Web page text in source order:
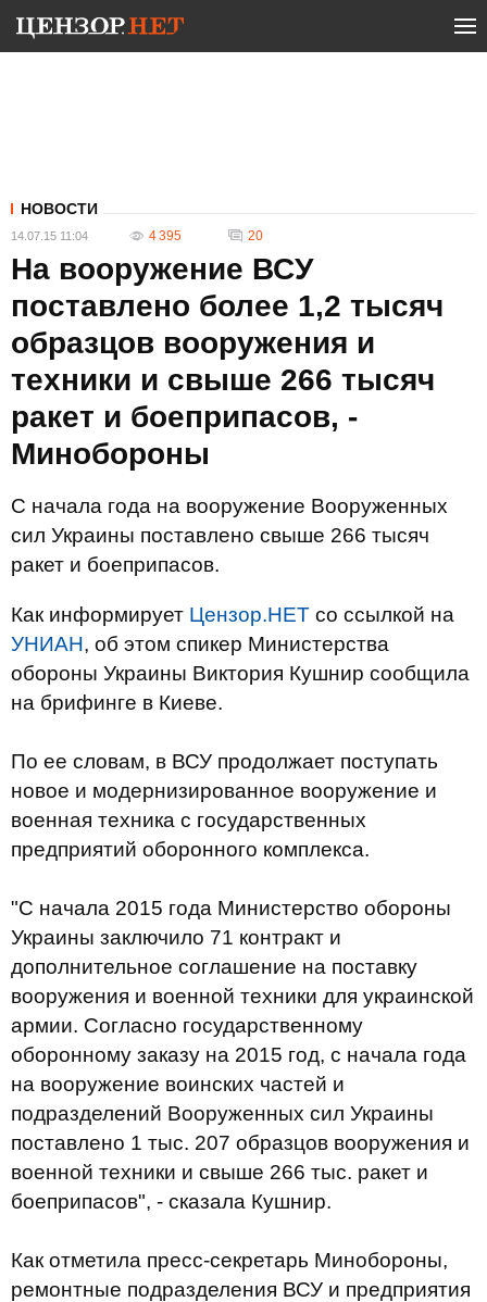
НОВОСТИ
14.07.15 11:04 4 395 20
На вооружение ВСУ
поставлено более 1,2 тысяч
образцов вооружения и
техники и свыше 266 тысяч
ракет и боеприпасов, -
Минобороны
С начала года на вооружение Вооруженных
сил Украины поставлено свыше 266 тысяч
ракет и боеприпасов.
Как информирует Цензор.НЕТ со ссылкой на
УНИАН, об этом спикер Министерства
обороны Украины Виктория Кушнир сообщила
на брифинге в Киеве.
По ее словам, в ВСУ продолжает поступать
новое и модернизированное вооружение и
военная техника с государственных
предприятий оборонного комплекса.
"С начала 2015 года Министерство обороны
Украины заключило 71 контракт и
дополнительное соглашение на поставку
вооружения и военной техники для украинской
армии. Согласно государственному
оборонному заказу на 2015 год, с начала года
на вооружение воинских частей и
подразделений Вооруженных сил Украины
поставлено 1 тыс. 207 образцов вооружения и
военной техники и свыше 266 тыс. ракет и
боеприпасов", - сказала Кушнир.
Как отметила пресс-секретарь Минобороны,
ремонтные подразделения ВСУ и предприятия